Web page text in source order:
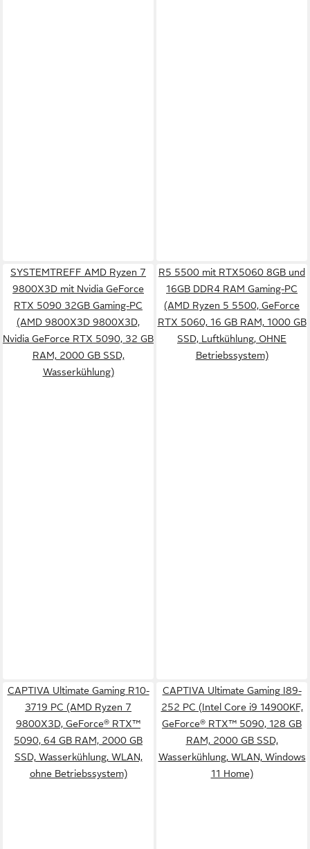
SYSTEMTREFF AMD Ryzen 7
9800X3D mit Nvidia GeForce
RTX 5090 32GB Gaming-PC
(AMD 9800X3D 9800X3D,
Nvidia GeForce RTX 5090, 32 GB
RAM, 2000 GB SSD,
Wasserkühlung)
R5 5500 mit RTX5060 8GB und
16GB DDR4 RAM Gaming-PC
(AMD Ryzen 5 5500, GeForce
RTX 5060, 16 GB RAM, 1000 GB
SSD, Luftkühlung, OHNE
Betriebssystem)
CAPTIVA Ultimate Gaming R10-
3719 PC (AMD Ryzen 7
9800X3D, GeForce® RTX™
5090, 64 GB RAM, 2000 GB
SSD, Wasserkühlung, WLAN,
ohne Betriebssystem)
CAPTIVA Ultimate Gaming I89-
252 PC (Intel Core i9 14900KF,
GeForce® RTX™ 5090, 128 GB
RAM, 2000 GB SSD,
Wasserkühlung, WLAN, Windows
11 Home)